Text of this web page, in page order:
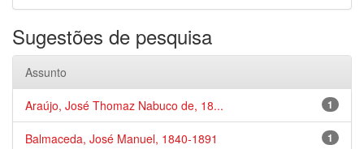
Sugestões de pesquisa
Assunto
1
Araújo, José Thomaz Nabuco de, 18...
1
Balmaceda, José Manuel, 1840-1891